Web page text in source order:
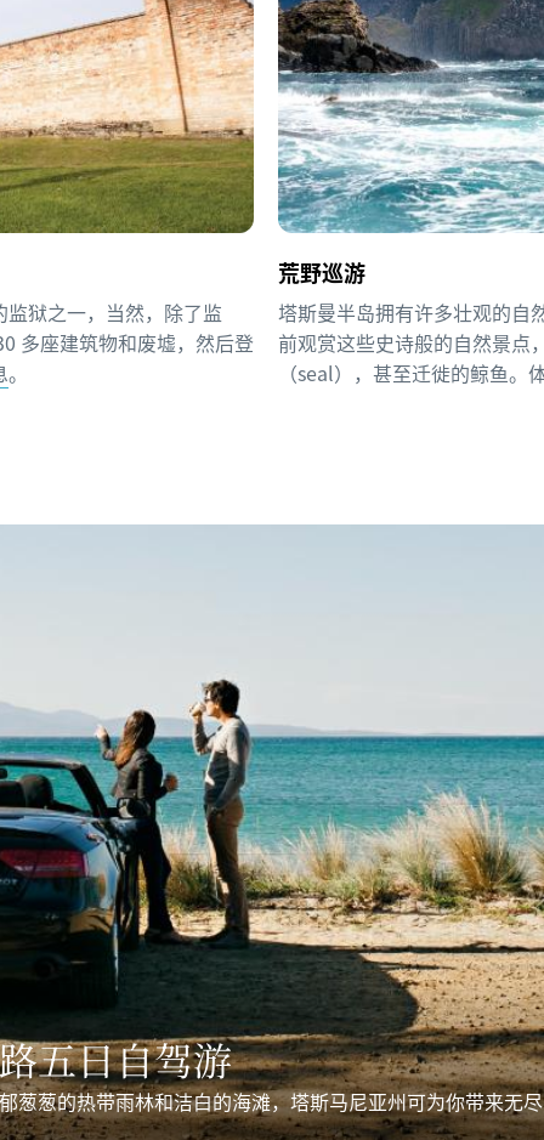
狱之一，当然，除了监
多座建筑物和废墟，然后登
。
荒野巡游
塔斯曼半岛拥有许多壮观的自
前观赏这些史诗般的自然景
（seal），甚至迁徙的鲸鱼。
五日自驾游
葱葱的热带雨林和洁白的海滩，塔斯马尼亚州可为你带来无